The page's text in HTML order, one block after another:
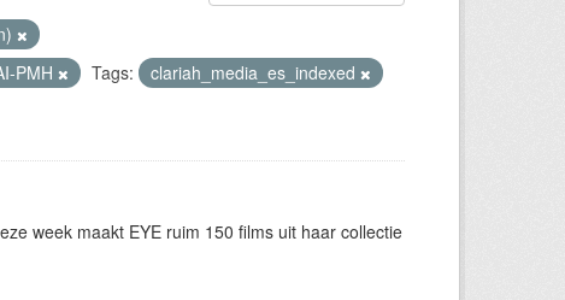
PMH Tags:
clariah_media_es_indexed
week maakt EYE ruim 150 films uit haar collectie